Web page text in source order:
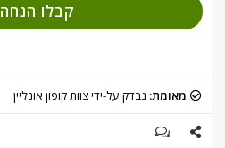
קבלו הנחה
מאומת: נבדק על-ידי צוות קופון אונליין.